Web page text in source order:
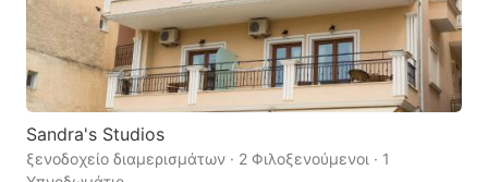
Sandra's Studios
ξενοδοχείο διαμερισμάτων · 2 Φιλοξενούμενοι · 1